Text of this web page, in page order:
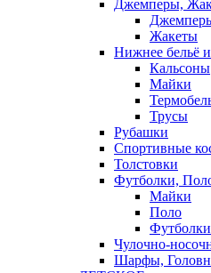
Джемперы,
Жакеты
Нижнее бельё
Кальсоны
Майки
Трусы
Рубашки
Спортивные
Толстовки
Футболки,
Майки
Поло
Футболки
Чулочно-
Шарфы,